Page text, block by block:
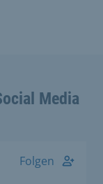
Media
Folgen